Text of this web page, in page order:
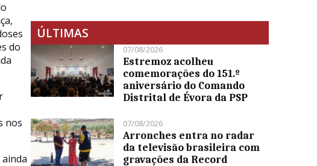
do
nos
ÚLTIMAS
07/08/2026
Estremoz acolheu
comemorações do 151.º
aniversário do Comando
Distrital de Évora da PSP
07/08/2026
Arronches entra no radar
da televisão brasileira com
gravações da Record